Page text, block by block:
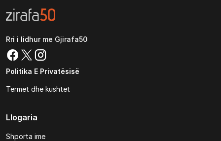
Rri i lidhur me Gjirafa50
Politika E Privatësisë
Termet dhe kushtet
Llogaria
Shporta ime